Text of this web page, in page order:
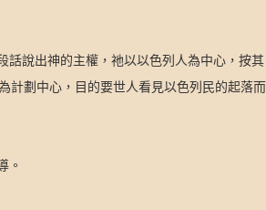
話說出神的主權，祂以以色列人為中心，按其
計劃中心，目的要世人看見以色列民的起落而
。